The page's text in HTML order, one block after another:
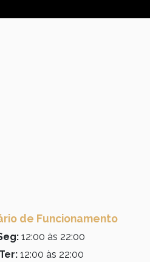
de Funcionamento
12:00 às 22:00
Ter:12:00 às 22:00